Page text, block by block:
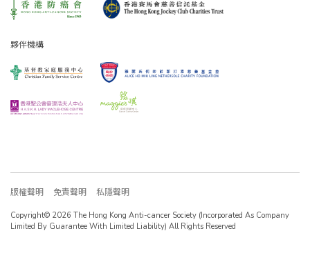
夥伴機構
版權聲明 免責聲明 私隱聲明
Copyright© 2026 The Hong Kong Anti-cancer Society (Incorporated As Company
Limited By Guarantee With Limited Liability) All Rights Reserved